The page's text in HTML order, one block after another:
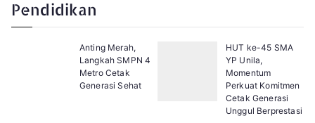
:Pendidikan
Anting Merah,
Langkah SMPN 4
Metro Cetak
Generasi Sehat
HUT ke-45 SMA
YP Unila,
Momentum
Perkuat Komitmen
Cetak Generasi
Unggul Berprestasi